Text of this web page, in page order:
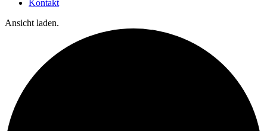
Kontakt
Ansicht laden.